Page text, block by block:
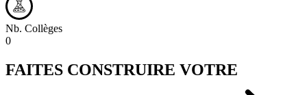
Nb. Collèges
0
FAITES CONSTRUIRE VOTRE